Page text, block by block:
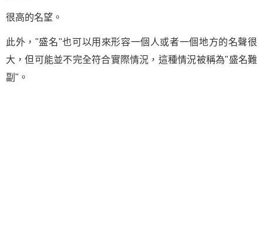
很高的名望。
此外，"盛名"也可以用來形容一個人或者一個地方的名聲很
大，但可能並不完全符合實際情況，這種情況被稱為"盛名難
副"。